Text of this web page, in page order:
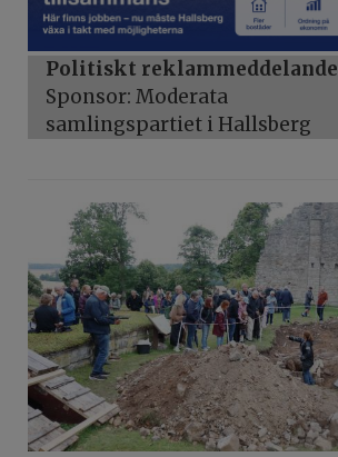
Politiskt reklammeddelande
Sponsor: Moderata
samlingspartiet i Hallsberg